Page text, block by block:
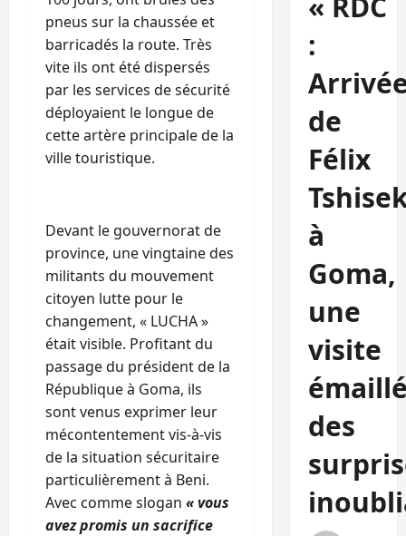
pneus sur la chaussée et
barricadés la route. Très
vite ils ont été dispersés
par les services de sécurité
déployaient le longue de
cette artère principale de la
ville touristique.
Devant le gouvernorat de
province, une vingtaine des
militants du mouvement
citoyen lutte pour le
changement, « LUCHA »
était visible. Profitant du
passage du président de la
République à Goma, ils
sont venus exprimer leur
mécontentement vis-à-vis
de la situation sécuritaire
particulièrement à Beni.
Avec comme slogan « vous
avez promis un sacrifice
:
de
Félix
à
Goma,
une
visite
des